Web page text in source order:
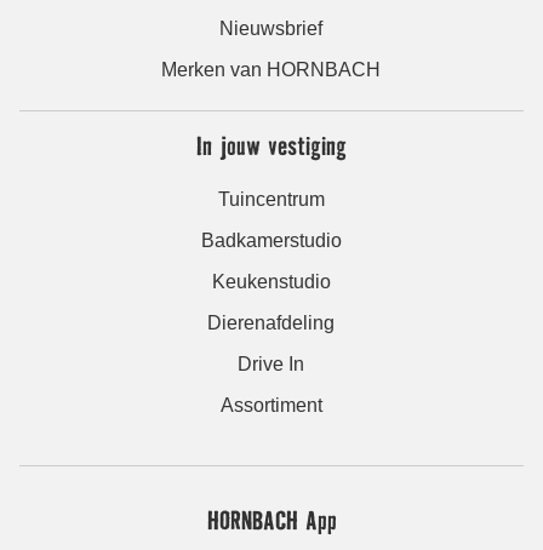
Nieuwsbrief
Merken van HORNBACH
In jouw vestiging
Tuincentrum
Badkamerstudio
Keukenstudio
Dierenafdeling
Drive In
Assortiment
HORNBACH App